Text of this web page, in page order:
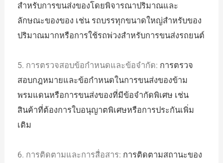
สำหรับการขนส่งของโดยพิจารณาปริมาณและ
ลักษณะของของ เช่น รถบรรทุกขนาดใหญ่สำหรับของ
ปริมาณมากหรือการใช้รถพ่วงสำหรับการขนส่งรถยนต์
5. การตรวจสอบข้อกำหนดและข้อจำกัด: การตรวจ
สอบกฎหมายและข้อกำหนดในการขนส่งของข้าม
พรมแดนหรือการขนส่งของที่มีข้อจำกัดพิเศษ เช่น
สินค้าที่ต้องการใบอนุญาตพิเศษหรือการประกันเพิ่ม
เติม
6. การติดตามและการสื่อสาร: การติดตามสถานะของ